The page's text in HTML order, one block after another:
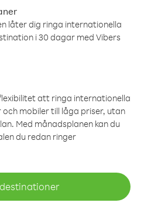
låter dig ringa internationella
i 30 dagar med Vibers
att ringa internationella
mobiler till låga priser, utan
Med månadsplanen kan du
du redan ringer